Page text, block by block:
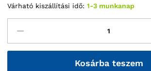
Várható kiszállítási idő: 1-3 munkanap
Kosárba teszem